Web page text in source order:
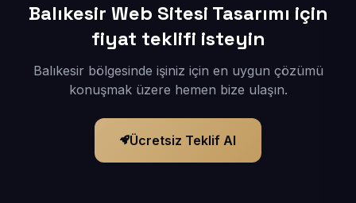
Balıkesir Web Sitesi Tasarımı için
fiyat teklifi isteyin
Balıkesir bölgesinde işiniz için en uygun çözümü
konuşmak üzere hemen bize ulaşın.
Ücretsiz Teklif Al